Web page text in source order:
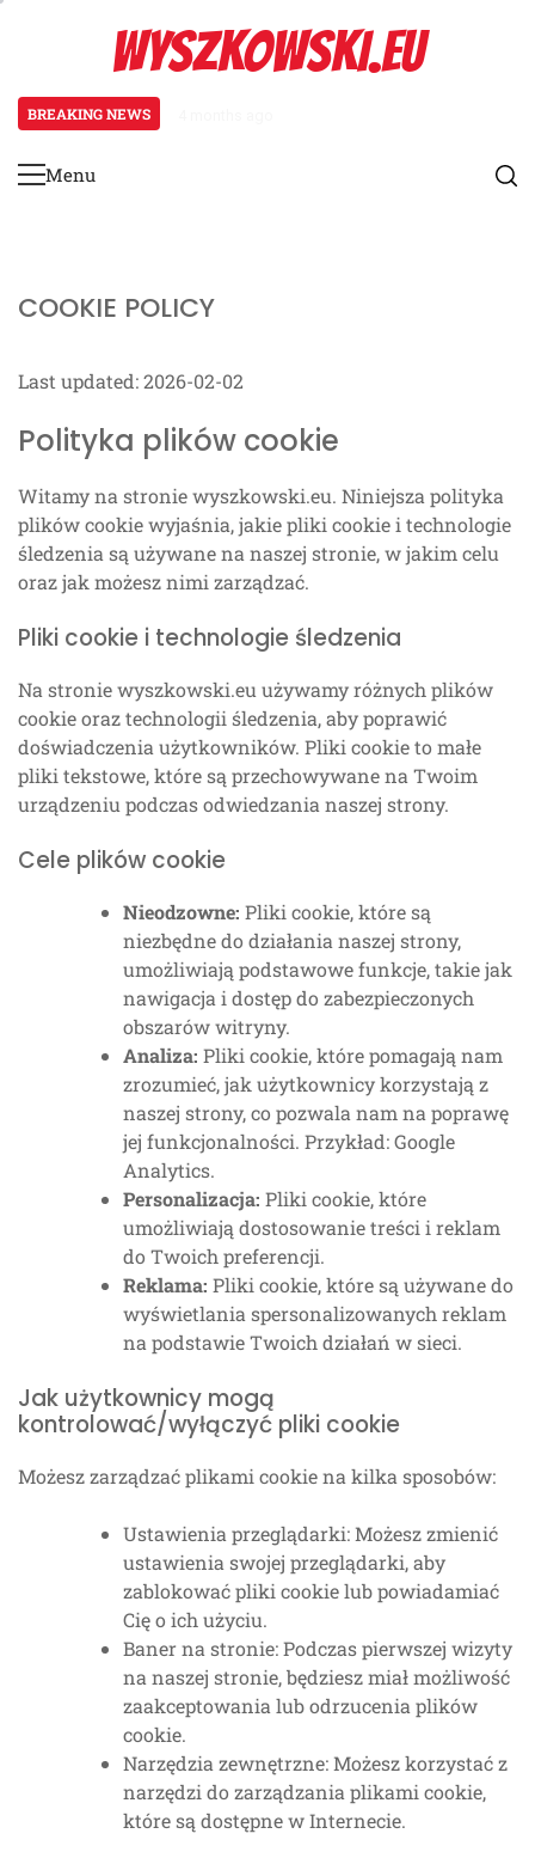
WYSZKOWSKI.EU
BREAKING NEWS
Primary
Menu
COOKIE POLICY
Last updated: 2026-02-02
Polityka plików cookie
Witamy na stronie wyszkowski.eu. Niniejsza polityka
plików cookie wyjaśnia, jakie pliki cookie i technologie
śledzenia są używane na naszej stronie, w jakim celu
oraz jak możesz nimi zarządzać.
Pliki cookie i technologie śledzenia
Na stronie wyszkowski.eu używamy różnych plików
cookie oraz technologii śledzenia, aby poprawić
doświadczenia użytkowników. Pliki cookie to małe
pliki tekstowe, które są przechowywane na Twoim
urządzeniu podczas odwiedzania naszej strony.
Cele plików cookie
Nieodzowne: Pliki cookie, które są
niezbędne do działania naszej strony,
umożliwiają podstawowe funkcje, takie jak
nawigacja i dostęp do zabezpieczonych
obszarów witryny.
Analiza: Pliki cookie, które pomagają nam
zrozumieć, jak użytkownicy korzystają z
naszej strony, co pozwala nam na poprawę
jej funkcjonalności. Przykład: Google
Analytics.
Personalizacja: Pliki cookie, które
umożliwiają dostosowanie treści i reklam
do Twoich preferencji.
Reklama: Pliki cookie, które są używane do
wyświetlania spersonalizowanych reklam
na podstawie Twoich działań w sieci.
Jak użytkownicy mogą
kontrolować/wyłączyć pliki cookie
Możesz zarządzać plikami cookie na kilka sposobów:
Ustawienia przeglądarki: Możesz zmienić
ustawienia swojej przeglądarki, aby
zablokować pliki cookie lub powiadamiać
Cię o ich użyciu.
Baner na stronie: Podczas pierwszej wizyty
na naszej stronie, będziesz miał możliwość
zaakceptowania lub odrzucenia plików
cookie.
Narzędzia zewnętrzne: Możesz korzystać z
narzędzi do zarządzania plikami cookie,
które są dostępne w Internecie.